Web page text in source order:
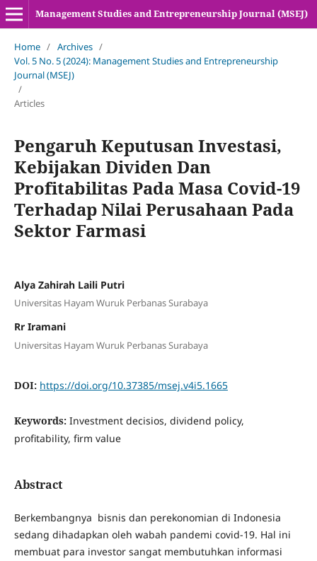
Management Studies and Entrepreneurship Journal (MSEJ)
Home / Archives /
Vol. 5 No. 5 (2024): Management Studies and Entrepreneurship
Journal (MSEJ)
/
Articles
Pengaruh Keputusan Investasi,
Kebijakan Dividen Dan
Profitabilitas Pada Masa Covid-19
Terhadap Nilai Perusahaan Pada
Sektor Farmasi
Alya Zahirah Laili Putri
Universitas Hayam Wuruk Perbanas Surabaya
Rr Iramani
Universitas Hayam Wuruk Perbanas Surabaya
DOI: https://doi.org/10.37385/msej.v4i5.1665
Keywords: Investment decisios, dividend policy,
profitability, firm value
Abstract
Berkembangnya bisnis dan perekonomian di Indonesia
sedang dihadapkan oleh wabah pandemi covid-19. Hal ini
membuat para investor sangat membutuhkan informasi